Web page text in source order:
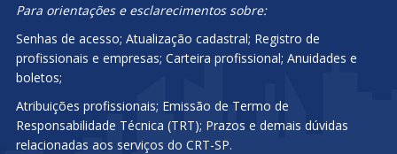
Para orientações e esclarecimentos sobre:
Senhas de acesso; Atualização cadastral; Registro de
profissionais e empresas; Carteira profissional; Anuidades e
boletos;
Atribuições profissionais; Emissão de Termo de
Responsabilidade Técnica (TRT); Prazos e demais dúvidas
relacionadas aos serviços do CRT-SP.